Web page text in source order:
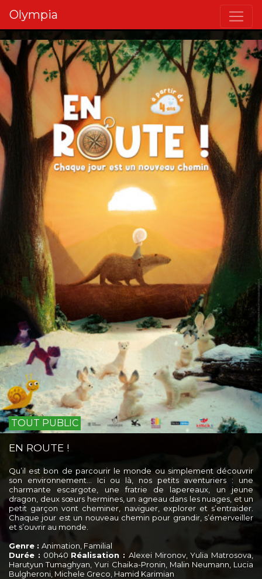
Olympia
TOUT PUBLIC
EN ROUTE !
Qu’il est bon de parcourir le monde ou simplement découvrir
son environnement… Ici ou là, nos petits aventuriers : une
charmante escargote, une fratrie de lapereaux, un jeune
dragon, deux sœurs hermines, un agneau dans les nuages, et un
petit garçon vont cheminer, naviguer, explorer et s’entraider.
Chaque jour est un nouveau chemin pour grandir, s’émerveiller
et s’ouvrir au monde.
Genre : Animation, Familial
Durée : 00h40 Réalisation : Alexei Mironov, Yulia Matrosova,
Harutyun Tumaghyan, Yuri Chaika-Pronin, Malin Neumann, Lucia
Bulgheroni, Michele Greco, Hamid Karimian